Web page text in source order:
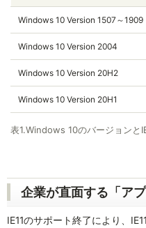
表1.Windows 10のバージョンと
Windows 10 Version 1507～1909
Windows 10 Version 2004
Windows 10 Version 20H2
Windows 10 Version 20H1
企業が直面する「ア
IE11のサポート終了により、